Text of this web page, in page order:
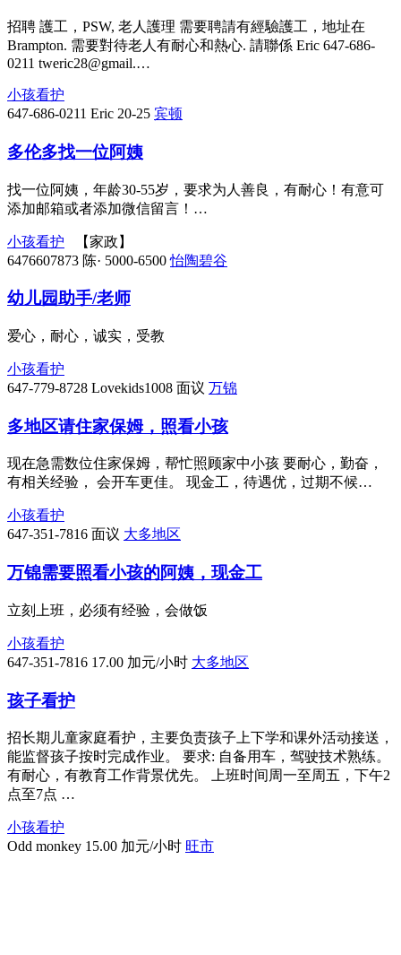
招聘 護工，PSW, 老人護理 需要聘請有經驗護工，地址在
Brampton. 需要對待老人有耐心和熱心. 請聯係 Eric 647-686-
0211 tweric28@gmail.…
小孩看护
647-686-0211 Eric 20-25 宾顿
多伦多找一位阿姨
找一位阿姨，年龄30-55岁，要求为人善良，有耐心！有意可
添加邮箱或者添加微信留言！…
小孩看护
【家政】
6476607873 陈· 5000-6500怡陶碧谷
幼儿园助手/老师
爱心，耐心，诚实，受教
小孩看护
647-779-8728 Lovekids1008 面议 万锦
多地区请住家保姆，照看小孩
现在急需数位住家保姆，帮忙照顾家中小孩 要耐心，勤奋，
有相关经验， 会开车更佳。 现金工，待遇优，过期不候…
小孩看护
647-351-7816 面议 大多地区
万锦需要照看小孩的阿姨，现金工
立刻上班，必须有经验，会做饭
小孩看护
647-351-7816 17.00 加元/小时 大多地区
孩子看护
招长期儿童家庭看护，主要负责孩子上下学和课外活动接送，
能监督孩子按时完成作业。 要求: 自备用车，驾驶技术熟练。
有耐心，有教育工作背景优先。 上班时间周一至周五，下午2
点至7点 …
小孩看护
Odd monkey 15.00 加元/小时 旺市